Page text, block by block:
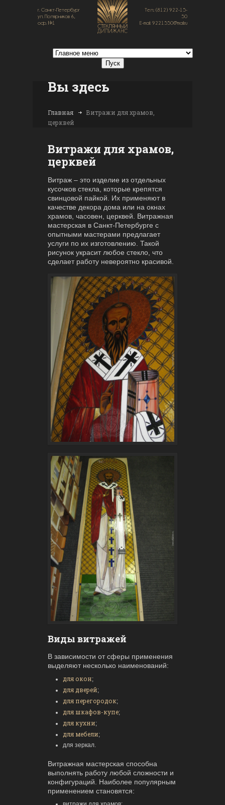
г. Санкт-Петербург
ул. Полярников 6,
оф. №1
Тел.: (812) 922-15-
50
E-mail: 9221550@mail.ru
Вы здесь
Главная
Витражи для храмов,
церквей
Витражи для храмов,
церквей
Витраж – это изделие из отдельных
кусочков стекла, которые крепятся
свинцовой пайкой. Их применяют в
качестве декора дома или на окнах
храмов, часовен, церквей. Витражная
мастерская в Санкт-Петербурге с
опытными мастерами предлагает
услуги по их изготовлению. Такой
рисунок украсит любое стекло, что
сделает работу невероятно красивой.
Виды витражей
В зависимости от сферы применения
выделяют несколько наименований:
для окон;
для дверей;
для перегородок;
для шкафов-купе;
для кухни;
для мебели;
для зеркал.
Витражная мастерская способна
выполнять работу любой сложности и
конфигураций. Наиболее популярным
применением становятся: